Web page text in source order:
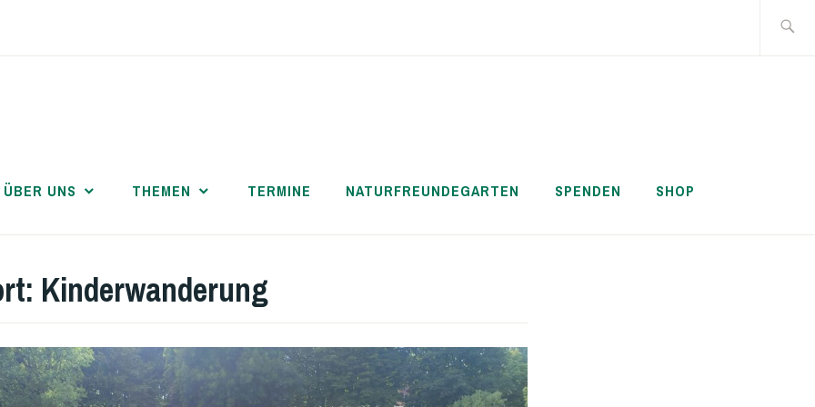
nach:
ÜBER UNS THEMEN TERMINE NATURFREUNDEGARTEN SPENDEN SHOP
Kinderwanderung